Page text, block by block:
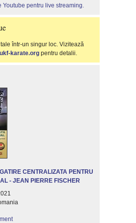
Youtube pentru live streaming.
într-un singur loc. Vizitează
karate.org pentru detalii.
CENTRALIZATA PENTRU
- JEAN PIERRE FISCHER